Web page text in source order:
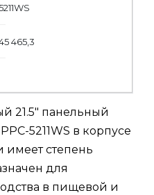
465,3
21.5" панельный
5211WS в корпусе
степень
для
в пищевой и